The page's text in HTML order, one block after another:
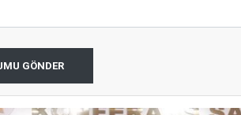
GÖNDER